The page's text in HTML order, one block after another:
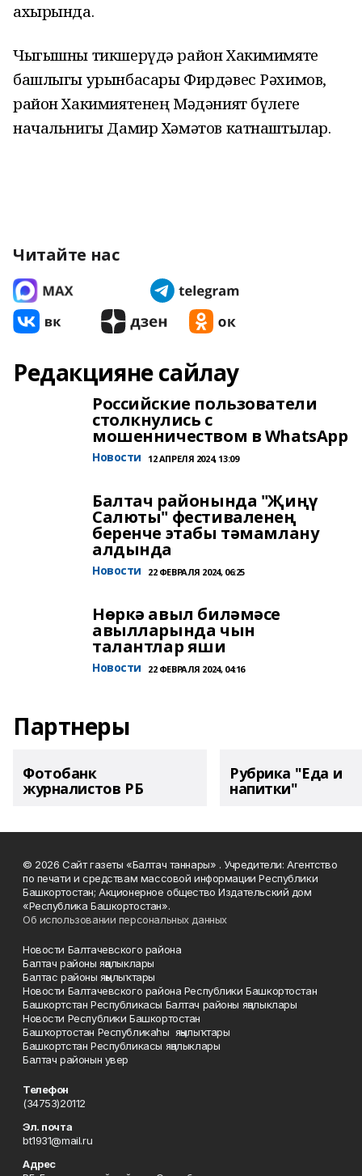
ахырында.
Чыгышны тикшерүдә район Хакимимяте
башлыгы урынбасары Фирдәвес Рәхимов,
район Хакимиятенең Мәдәният бүлеге
начальнигы Дамир Хәмәтов катнаштылар.
Читайте нас
Редакцияне сайлау
Российские пользователи
столкнулись с
мошенничеством в WhatsApp
Новости 12 АПРЕЛЯ 2024, 13:09
Балтач районында "Җиңү
Салюты" фестиваленең
беренче этабы тәмамлану
алдында
Новости 22 ФЕВРАЛЯ 2024, 06:25
Нөркә авыл биләмәсе
авылларында чын
талантлар яши
Новости 22 ФЕВРАЛЯ 2024, 04:16
Партнеры
Фотобанк
журналистов РБ
Рубрика "Еда и
напитки"
© 2026 Сайт газеты «Балтач таннары» . Учредители: Агентство
по печати и средствам массовой информации Республики
Башкортостан; Акционерное общество Издательский дом
«Республика Башкортостан».
Об использовании персональных данных
Новости Балтачевского района
Балтач районы яңалыклары
Балтас районы яңылыҡтары
Новости Балтачевского района Республики Башкортостан
Башкортстан Республикасы Балтач районы яңалыклары
Новости Республики Башкортостан
Башҡортостан Республикаһы яңылыҡтары
Башкортстан Республикасы яңалыклары
Балтач районын увер
Телефон
(34753)20112
Эл. почта
bt1931@mail.ru
Адрес